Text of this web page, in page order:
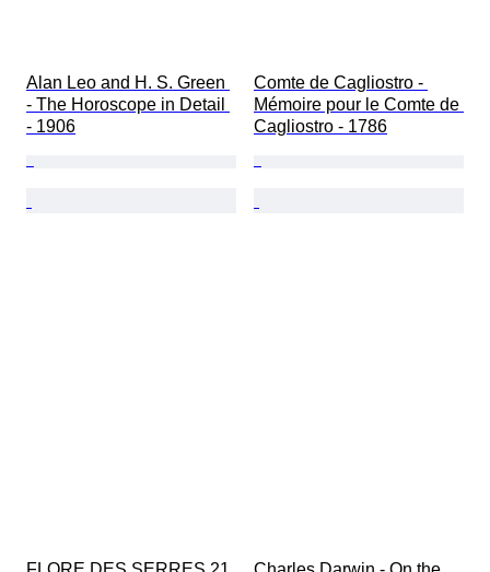
Alan Leo and H. S. Green
- The Horoscope in Detail
- 1906
Comte de Cagliostro -
Mémoire pour le Comte de
Cagliostro - 1786